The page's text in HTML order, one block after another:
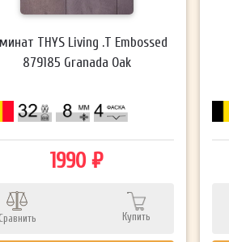
THYS Living .T Embossed
879185 Granada Oak
1990 ₽
Купить